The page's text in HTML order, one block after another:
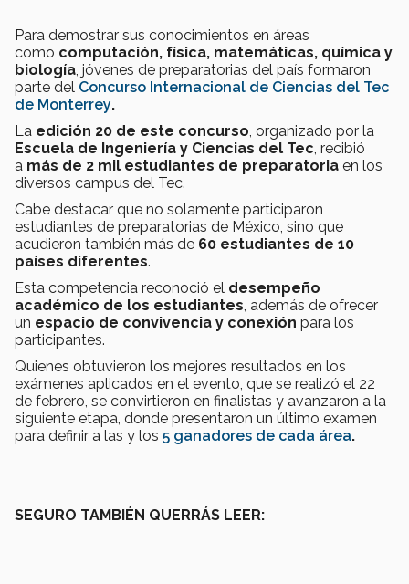
Para demostrar sus conocimientos en áreas
como computación, física, matemáticas, química y
biología , jóvenes de preparatorias del país formaron
parte del Concurso Internacional de Ciencias del Tec
de Monterrey.
La edición 20 de este concurso , organizado por la
Escuela de Ingeniería y Ciencias del Tec , recibió
a más de 2 mil estudiantes de preparatoria en los
diversos campus del Tec.
Cabe destacar que no solamente participaron
estudiantes de preparatorias de México, sino que
acudieron también más de 60 estudiantes de 10
países diferentes.
Esta competencia reconoció el desempeño
académico de los estudiantes , además de ofrecer
un espacio de convivencia y conexión para los
participantes.
Quienes obtuvieron los mejores resultados en los
exámenes aplicados en el evento, que se realizó el 22
de febrero, se convirtieron en finalistas y avanzaron a la
siguiente etapa, donde presentaron un último examen
para definir a las y los 5 ganadores de cada área.
SEGURO TAMBIÉN QUERRÁS LEER: